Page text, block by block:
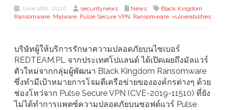
June 18th, 2020 securitynews News
Black Kingdom
Ransomware, Malware, Pulse Secure VPN, Ransomware, vulnerabilities
บริษัทผู้ให้บริการรักษาความปลอดภัยบนไซเบอร์
REDTEAM.PL จากประเทศโปแลนด์ ได้เปิดเผยถึงมัลแวร์
ตัวใหม่จากกลุ่มผู้พัฒนา Black Kingdom Ransomware
ซึ่งทำมีเป้าหมายการโจมตีเครือข่ายขององค์กรต่างๆ ด้วย
ช่องโหว่จาก Pulse Secure VPN (CVE-2019-11510) ที่ยัง
ไม่ได้ทำการเเพตซ์ความปลอดภัยบนซอฟต์แวร์ Pulse